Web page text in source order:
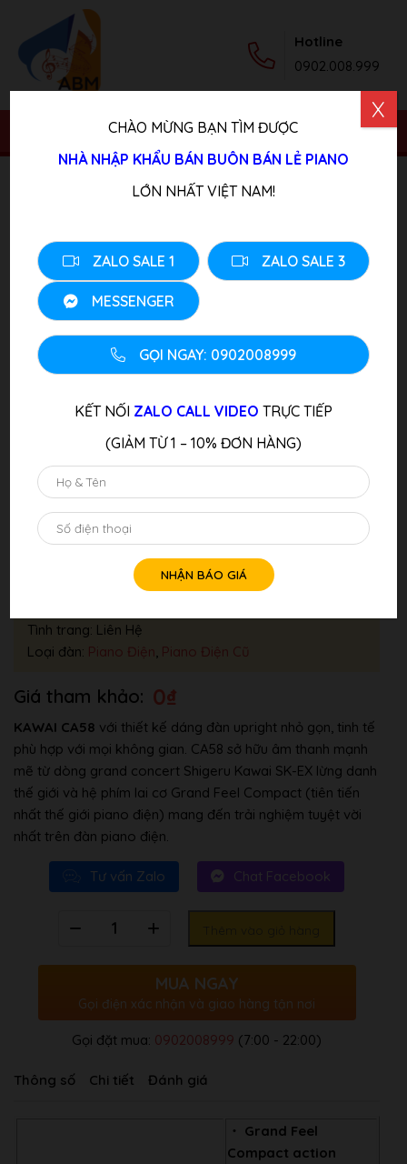
Hotline
0902.008.999
Trang chủ/ Sản phẩm/Piano Điện/ Đàn Piano Điện
Đàn Piano Điện KAWAI CA58 R
Tình trang: Liên Hệ
Loại đàn: Piano Điện Piano Điện Cũ
0₫
KAWAI CA58 với thiết kế dáng đàn upright nhỏ gọn, tinh tế
phù hợp với mọi không gian. CA58 sở hữu âm thanh mạnh
mẽ từ dòng grand concert Shigeru Kawai SK-EX lừng danh
thế giới và hệ phím lai cơ Grand Feel Compact (tiên tiến
nhất thế giới piano điện) mang đến trải nghiệm tuyệt vời
nhất trên đàn piano điện.
Tư vấn Zalo Chat Facebook
MUA NGAY
Gọi điện xác nhận và giao hàng tận nơi
Gọi đặt mua: 0902008999 (7:00 - 22:00)
Thông số Chi tiết Đánh giá
・ Grand Feel
Compact action
CHÀO MỪNG BẠN TÌM ĐƯỢC
NHÀ NHẬP KHẨU BÁN BUÔN BÁN LẺ PIANO
LỚN NHẤT VIỆT NAM!
ZALO SALE 1 ZALO SALE 3
MESSENGER
GỌI NGAY: 0902008999
KẾT NỐI ZALO CALL VIDEO TRỰC TIẾP
(GIẢM TỪ 1 – 10% ĐƠN HÀNG)
X